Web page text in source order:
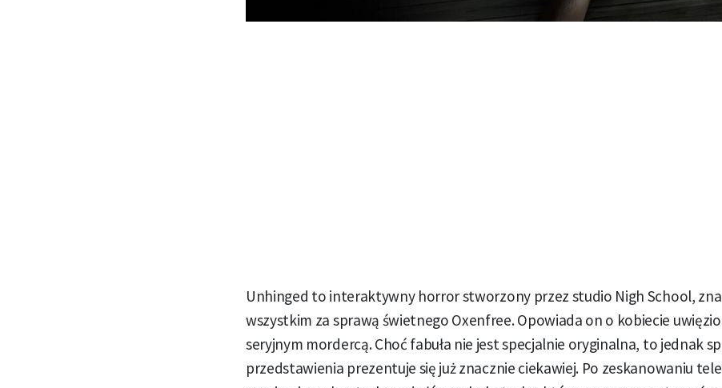
Unhinged to interaktywny horror stworzony przez studio Nigh School,
wszystkim za sprawą świetnego Oxenfree. Opowiada on o kobiecie
seryjnym mordercą. Choć fabuła nie jest specjalnie oryginalna, to jednak
przedstawienia prezentuje się już znacznie ciekawiej. Po zeskanowaniu